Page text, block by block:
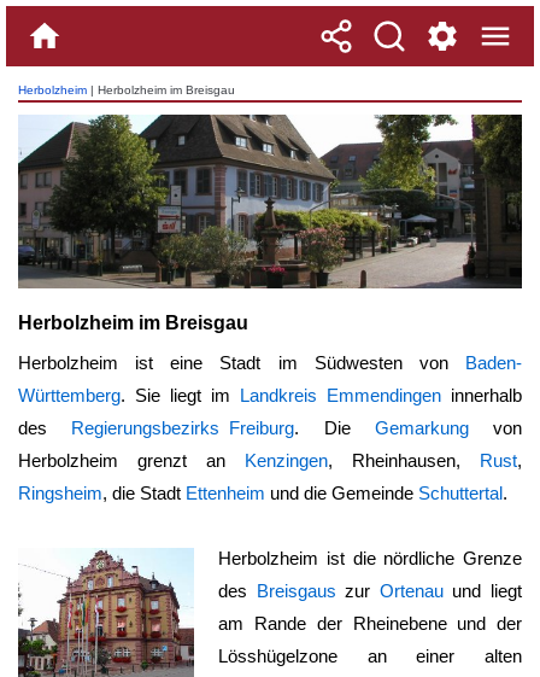
Herbolzheim | Herbolzheim im Breisgau
Herbolzheim im Breisgau
Herbolzheim ist eine Stadt im Südwesten von Baden-
Württemberg. Sie liegt im Landkreis Emmendingen innerhalb
des Regierungsbezirks Freiburg. Die Gemarkungvon
Herbolzheim grenzt an Kenzingen, Rheinhausen, Rust,
Ringsheim, die Stadt Ettenheim und die Gemeinde Schuttertal.
Herbolzheim ist die nördliche Grenze
des Breisgaus zur Ortenauund liegt
am Rande der Rheinebene und der
Lösshügelzone an einer alten